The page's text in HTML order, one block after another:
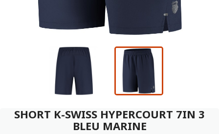
SHORT K-SWISS HYPERCOURT 7IN 3
BLEU MARINE